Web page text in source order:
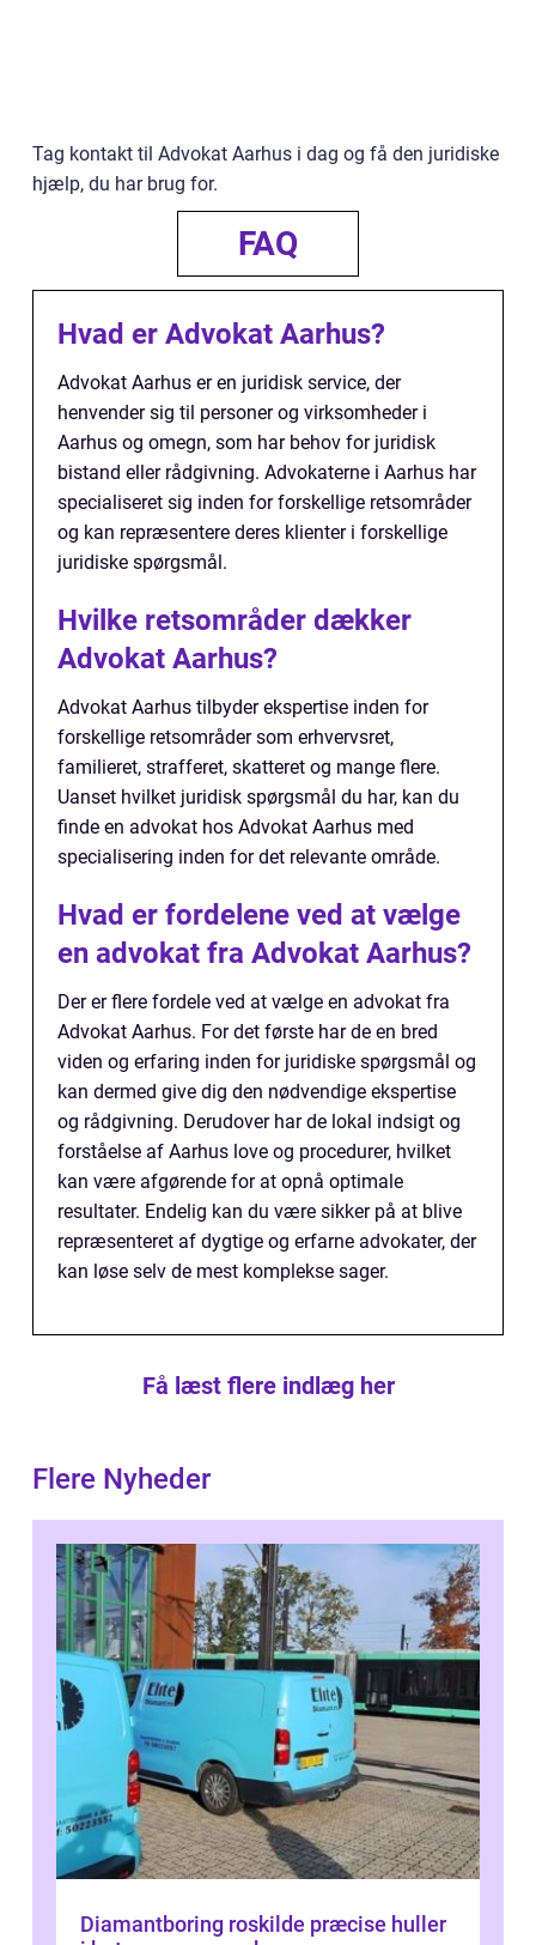
Tag kontakt til Advokat Aarhus i dag og få den juridiske
hjælp, du har brug for.
FAQ
Hvad er Advokat Aarhus?
Advokat Aarhus er en juridisk service, der
henvender sig til personer og virksomheder i
Aarhus og omegn, som har behov for juridisk
bistand eller rådgivning. Advokaterne i Aarhus har
specialiseret sig inden for forskellige retsområder
og kan repræsentere deres klienter i forskellige
juridiske spørgsmål.
Hvilke retsområder dækker
Advokat Aarhus?
Advokat Aarhus tilbyder ekspertise inden for
forskellige retsområder som erhvervsret,
familieret, strafferet, skatteret og mange flere.
Uanset hvilket juridisk spørgsmål du har, kan du
finde en advokat hos Advokat Aarhus med
specialisering inden for det relevante område.
Hvad er fordelene ved at vælge
en advokat fra Advokat Aarhus?
Der er flere fordele ved at vælge en advokat fra
Advokat Aarhus. For det første har de en bred
viden og erfaring inden for juridiske spørgsmål og
kan dermed give dig den nødvendige ekspertise
og rådgivning. Derudover har de lokal indsigt og
forståelse af Aarhus love og procedurer, hvilket
kan være afgørende for at opnå optimale
resultater. Endelig kan du være sikker på at blive
repræsenteret af dygtige og erfarne advokater, der
kan løse selv de mest komplekse sager.
Få læst flere indlæg her
Flere Nyheder
Diamantboring roskilde præcise huller